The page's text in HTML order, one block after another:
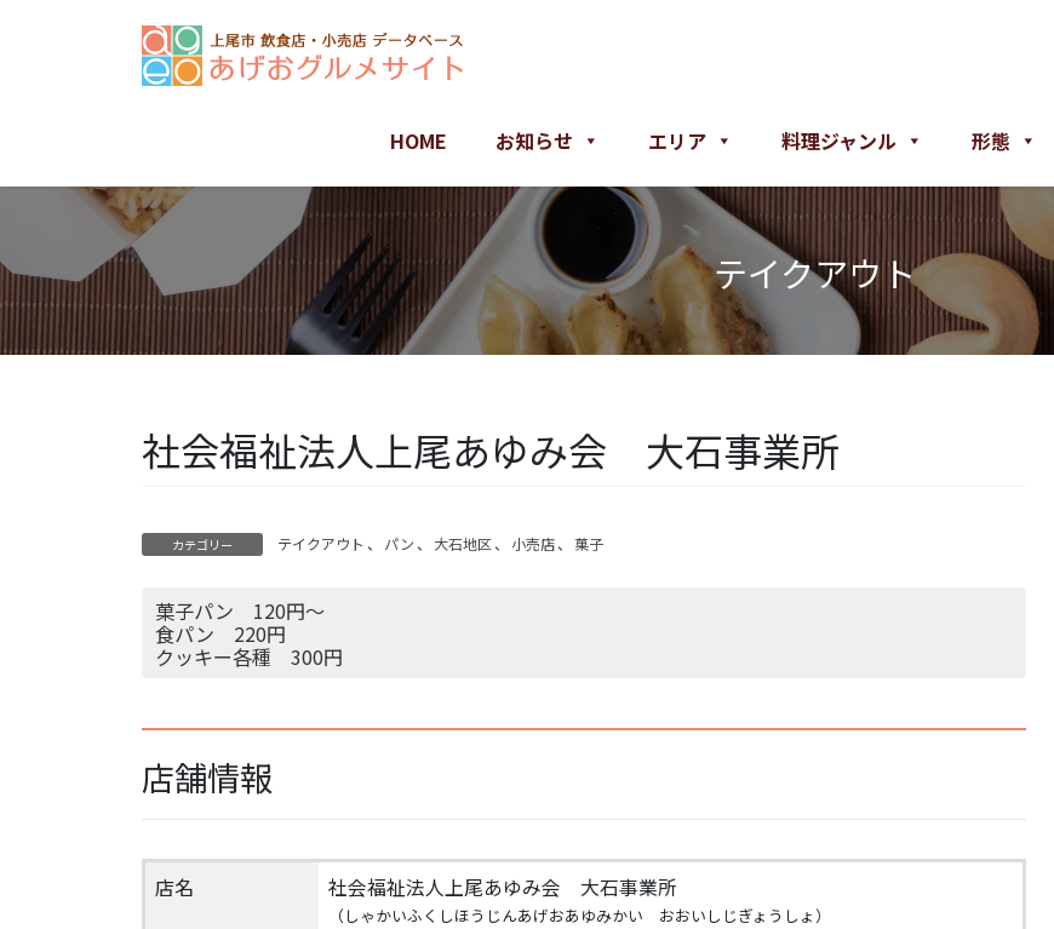
移
ン
動
HOME お知らせ エリア 料理ジャンル 形態
テイクアウト
社会福祉法人上尾あゆみ会 大石事業所
カテゴリー テイクアウト 、 パン 、 大石地区 、 小売店、 菓子
菓子パン 120円～
食パン 220円
クッキー各種 300円
店舗情報
店名 社会福祉法人上尾あゆみ会 大石事業所
（しゃかいふくしほうじんあげおあゆみかい おおいしじぎょうしょ）